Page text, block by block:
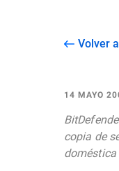
Volver
14 MAYO
copia de
doméstica